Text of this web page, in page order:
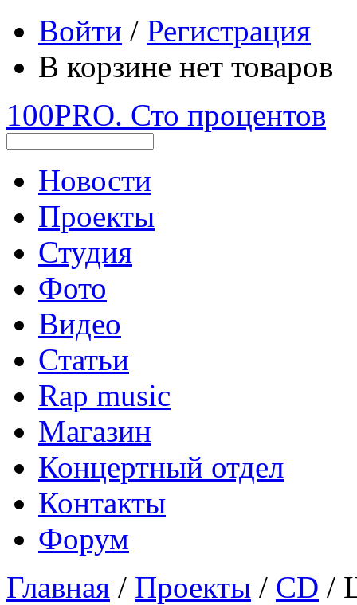
Войти / Регистрация
В корзине нет товаров
100PRO. Сто процентов
Новости
Проекты
Студия
Фото
Видео
Статьи
Rap music
Магазин
Концертный отдел
Контакты
Форум
Главная / Проекты / CD /